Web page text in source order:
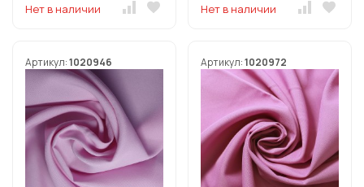
Нет в наличии Нет в наличии
Артикул:1020946 Артикул:1020972